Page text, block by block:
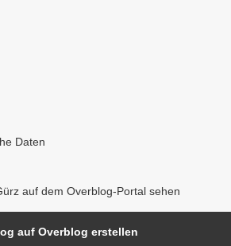
Daten
auf dem Overblog-Portal sehen
auf Overblog erstellen